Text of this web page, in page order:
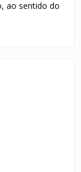
ao sentido do